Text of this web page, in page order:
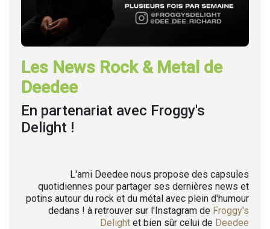
Les News Rock & Metal de
Deedee
En partenariat avec Froggy's
Delight !
L'ami Deedee nous propose des capsules
quotidiennes pour partager ses dernières news et
potins autour du rock et du métal avec plein d'humour
dedans ! à retrouver sur l'Instagram de Froggy's
Delight et bien sûr celui de Deedee